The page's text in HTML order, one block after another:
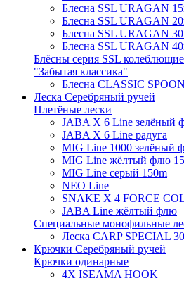
Блесна SSL URAGAN
Блесна SSL URAGAN
Блесна SSL URAGAN
Блесна SSL URAGAN
Блёсны серия SSL
"Забытая классика"
Блесна CLASSIC SPOON
Леска Серебряный ручей
Плетёные лески
JABA X 6 Line зелёный
JABA X 6 Line радуга
MIG Line 1000 зелёный
MIG Line жёлтый флю
MIG Line серый 150m
NEO Line
SNAKE X 4 FORCE
JABA Line жёлтый флю
Специальные монофильные
Леска CARP SPECIAL
Крючки Серебряный ручей
Крючки одинарные
4X ISEAMA HOOK